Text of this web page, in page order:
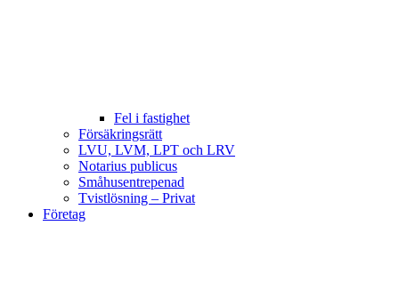
Fel i fastighet
Försäkringsrätt
LVU, LVM, LPT och LRV
Notarius publicus
Småhusentrepenad
Tvistlösning – Privat
Företag